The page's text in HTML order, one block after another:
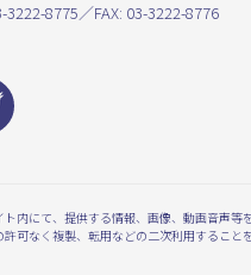
3222-8775／FAX: 03-3222-8776
内にて、提供する情報、画像、動画音声等を
許可なく複製、転用などの二次利用すること